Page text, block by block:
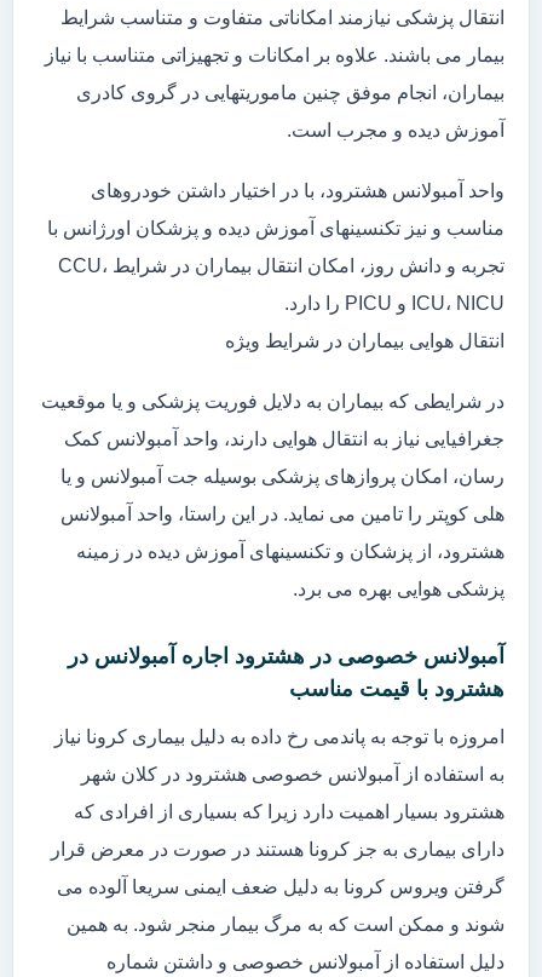
انتقال پزشکی نیازمند امکاناتی متفاوت و متناسب شرایط
بیمار می باشند. علاوه بر امکانات و تجهیزاتی متناسب با نیاز
بیماران، انجام موفق چنین ماموریتهایی در گروی کادری
آموزش دیده و مجرب است.
واحد آمبولانس هشترود، با در اختیار داشتن خودروهای
مناسب و نیز تکنسینهای آموزش دیده و پزشکان اورژانس با
تجربه و دانش روز، امکان انتقال بیماران در شرایط CCU،
ICU، NICU و PICU را دارد.
انتقال هوایی بیماران در شرایط ویژه
در شرایطی که بیماران به دلایل فوریت پزشکی و یا موقعیت
جغرافیایی نیاز به انتقال هوایی دارند، واحد آمبولانس کمک
رسان، امکان پروازهای پزشکی بوسیله جت آمبولانس و یا
هلی کوپتر را تامین می نماید. در این راستا، واحد آمبولانس
هشترود، از پزشکان و تکنسینهای آموزش دیده در زمینه
پزشکی هوایی بهره می برد.
آمبولانس خصوصی در هشترود اجاره آمبولانس در
هشترود با قیمت مناسب
امروزه با توجه به پاندمی رخ داده به دلیل بیماری کرونا نیاز
به استفاده از آمبولانس خصوصی هشترود در کلان شهر
هشترود بسیار اهمیت دارد زیرا که بسیاری از افرادی که
دارای بیماری به جز کرونا هستند در صورت در معرض قرار
گرفتن ویروس کرونا به دلیل ضعف ایمنی سریعا آلوده می
شوند و ممکن است که به مرگ بیمار منجر شود. به همین
دلیل استفاده از آمبولانس خصوصی و داشتن شماره